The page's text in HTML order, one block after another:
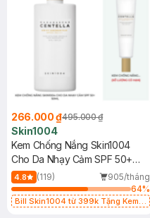
266.000 ₫495.000 ₫
Skin1004
Kem Chống Nắng Skin1004
Cho Da Nhạy Cảm SPF 50+
50ml
4.8 (119)
905/tháng
64%
Bill Skin1004 từ 399k Tặng Kem